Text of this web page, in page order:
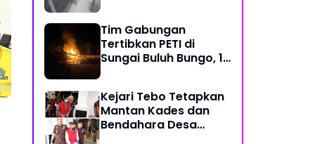
Tim Gabungan
Tertibkan PETI di
Sungai Buluh Bungo, 15
Kejari Tebo Tetapkan
Mantan Kades dan
Bendahara Desa